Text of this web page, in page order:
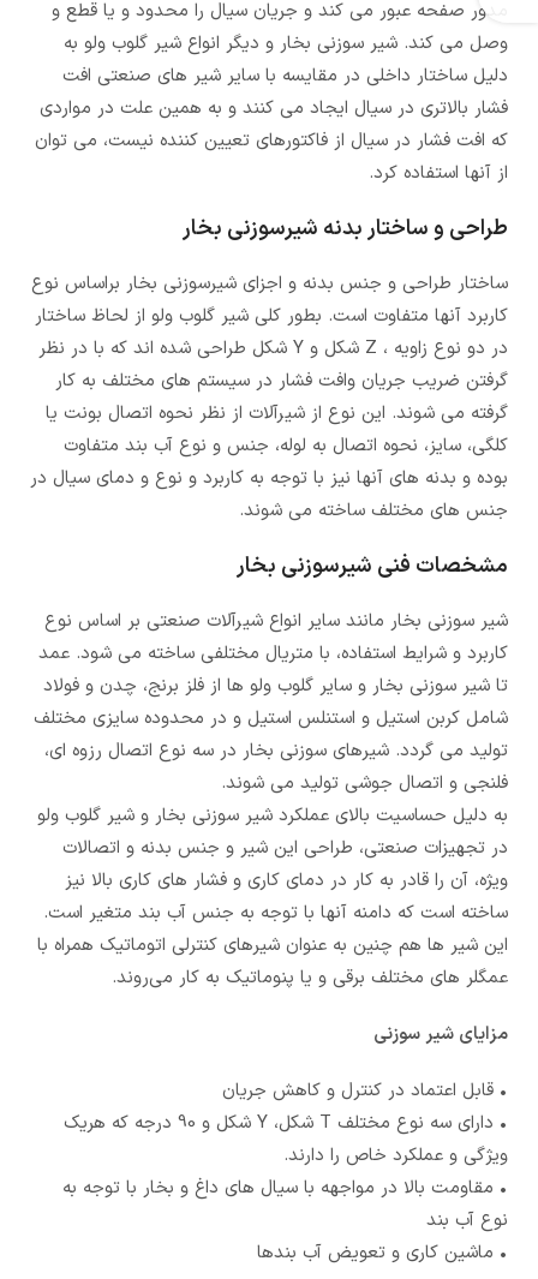
مدور صفحه عبور می کند و جریان سیال را محدود و یا قطع و
وصل می کند. شیر سوزنی بخار و دیگر انواع شیر گلوب ولو به
دلیل ساختار داخلی در مقایسه با سایر شیر های صنعتی افت
فشار بالاتری در سیال ایجاد می کنند و به همین علت در مواردی
که افت فشار در سیال از فاکتورهای تعیین کننده نیست، می توان
از آنها استفاده کرد.
طراحی و ساختار بدنه شیرسوزنی بخار
ساختار طراحی و جنس بدنه و اجزای شیرسوزنی بخار براساس نوع
کاربرد آنها متفاوت است. بطور کلی شیر گلوب ولو از لحاظ ساختار
در دو نوع زاویه ، Z شکل و Y شکل طراحی شده اند که با در نظر
گرفتن ضریب جریان وافت فشار در سیستم های مختلف به کار
گرفته می شوند. این نوع از شیرآلات از نظر نحوه اتصال بونت یا
کلگی، سایز، نحوه اتصال به لوله، جنس و نوع آب بند متفاوت
بوده و بدنه های آنها نیز با توجه به کاربرد و نوع و دمای سیال در
جنس های مختلف ساخته می شوند.
مشخصات فنی شیرسوزنی بخار
شیر سوزنی بخار مانند سایر انواع شیرآلات صنعتی بر اساس نوع
کاربرد و شرایط استفاده، با متریال مختلفی ساخته می شود. عمد
تا شیر سوزنی بخار و سایر گلوب ولو ها از فلز برنج، چدن و فولاد
شامل کربن استیل و استنلس استیل و در محدوده سایزی مختلف
تولید می گردد. شیرهای سوزنی بخار در سه نوع اتصال رزوه ای،
فلنجی و اتصال جوشی تولید می شوند.
به دلیل حساسیت بالای عملکرد شیر سوزنی بخار و شیر گلوب ولو
در تجهیزات صنعتی، طراحی این شیر و جنس بدنه و اتصالات
ویژه، آن را قادر به کار در دمای کاری و فشار های کاری بالا نیز
ساخته است که دامنه آنها با توجه به جنس آب بند متغیر است.
این شیر ها هم‌ چنین به عنوان شیرهای کنترلی اتوماتیک همراه با
عمگلر های مختلف برقی و یا پنوماتیک به کار می‌روند.
مزایای شیر سوزنی
• قابل اعتماد در کنترل و کاهش جریان
• دارای سه نوع مختلف T شکل، Y شکل و 90 درجه که هریک
ویژگی و عملکرد خاص را دارند.
• مقاومت بالا در مواجهه با سیال های داغ و بخار با توجه به
نوع آب بند
• ماشین کاری و تعویض آب بندها